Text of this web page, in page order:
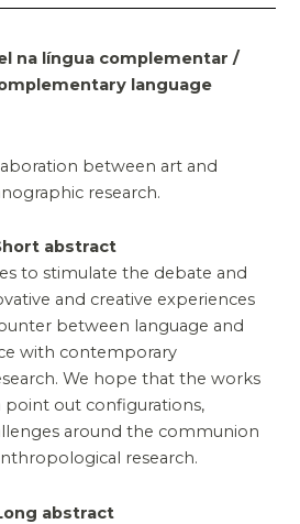
na língua complementar /
language
between art and
research.
abstract
to stimulate the debate and
and creative experiences
between language and
with contemporary
We hope that the works
point out configurations,
around the communion
research.
abstract